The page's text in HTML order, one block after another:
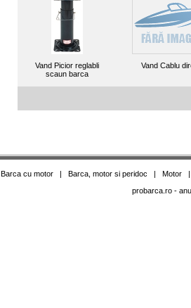
Vand Picior reglabli
scaun barca
Vand Cablu
Barca cu motor| Barca, motor si peridoc | Motor
probarca.ro-